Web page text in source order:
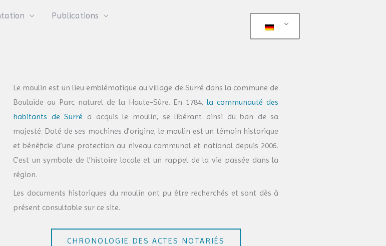
Publications
Le moulin est un lieu emblématique au village de Surré dans la commune de
Boulaide au Parc naturel de la Haute-Sûre. En 1784,la communauté des
habitants de Surré a acquis le moulin, se libérant ainsi du ban de sa
majesté. Doté de ses machines d’origine, le moulin est un témoin historique
et bénéficie d’une protection au niveau communal et national depuis 2006.
C’est un symbole de l’histoire locale et un rappel de la vie passée dans la
région.
Les documents historiques du moulin ont pu être recherchés et sont dès à
présent consultable sur ce site.
CHRONOLOGIE DES ACTES NOTARIÉS